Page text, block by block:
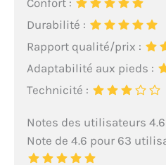
Durabilité :
Rapport qualité/prix :
Adaptabilité aux pieds :
Technicité :
Notes des utilisateurs
Note de 4.6 pour 63